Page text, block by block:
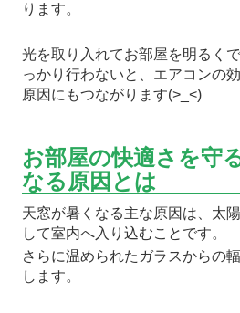
ります。
光を取り入れてお部屋を明るく
っかり行わないと、エアコンの
原因にもつながります(>_<)
お部屋の快適さを守
なる原因とは
天窓が暑くなる主な原因は、太
して室内へ入り込むことです。
さらに温められたガラスからの
します。